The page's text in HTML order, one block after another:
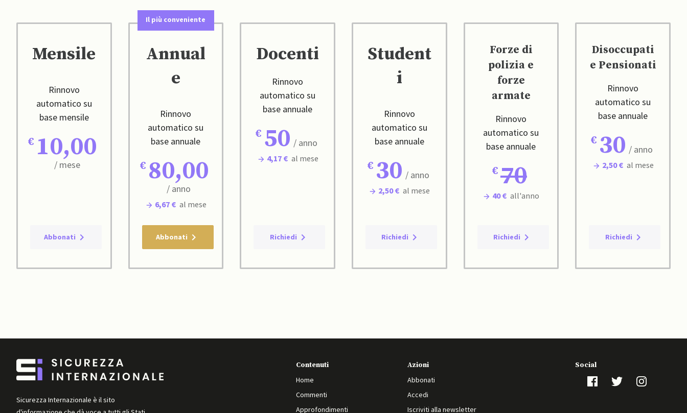
Mensile
Rinnovo
automatico su
base mensile
10,00
/ mese
Abbonati
Il più conveniente
Annual
e
Rinnovo
automatico su
base annuale
80,00
/ anno
6,67 € al mese
Abbonati
Docenti
Rinnovo
automatico su
base annuale
50 / anno
4,17 € al mese
Richiedi
Student
i
Rinnovo
automatico su
base annuale
30 / anno
2,50 € al mese
Richiedi
Forze di
polizia e
forze
armate
Rinnovo
automatico su
base annuale
70
40 € all'anno
Richiedi
Disoccupati
e Pensionati
Rinnovo
automatico su
base annuale
30 / anno
2,50 € al mese
Richiedi
Sicurezza Internazionale è il sito
Contenuti
Home
Commenti
Approfondimenti
Azioni
Abbonati
Accedi
Iscriviti alla newsletter
Social